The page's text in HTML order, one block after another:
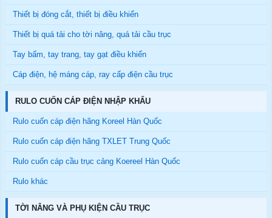
Thiết bị đóng cắt, thiết bị điều khiển
Thiết bị quá tải cho tời nâng, quá tải cầu trục
Tay bấm, tay trang, tay gạt điều khiển
Cáp điện, hệ máng cáp, ray cấp điện cầu trục
RULO CUỐN CÁP ĐIỆN NHẬP KHẨU
Rulo cuốn cáp điện hãng Koreel Hàn Quốc
Rulo cuốn cáp điện hãng TXLET Trung Quốc
Rulo cuốn cáp cầu trục cảng Koereel Hàn Quốc
Rulo khác
TỜI NÂNG VÀ PHỤ KIỆN CẦU TRỤC